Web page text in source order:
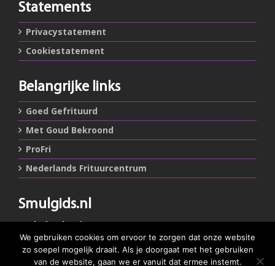
Statements
Privacystatement
Cookiestatement
Belangrijke links
Goed Gefrituurd
Met Goud Bekroond
ProFri
Nederlands Frituurcentrum
Smulgids.nl
Nederlands Frituurcentrum
Blaarthemseweg 72
5502 JW Veldhoven
We gebruiken cookies om ervoor te zorgen dat onze website
zo soepel mogelijk draait. Als je doorgaat met het gebruiken
van de website, gaan we er vanuit dat ermee instemt.